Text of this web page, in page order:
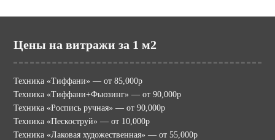
Цены на витражи за 1 м2
Техника «Тиффани» — от 85,000р
Техника «Тиффани+Фьюзинг» — от 90,000р
Техника «Роспись ручная» — от 90,000р
Техника «Пескоструй» — от 10,000р
Техника «Лаковая художественная» — от 55,000р